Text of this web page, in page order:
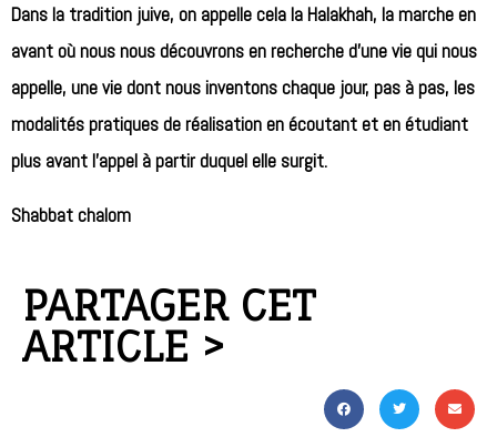
Dans la tradition juive, on appelle cela la Halakhah, la marche en
avant où nous nous découvrons en recherche d’une vie qui nous
appelle, une vie dont nous inventons chaque jour, pas à pas, les
modalités pratiques de réalisation en écoutant et en étudiant
plus avant l’appel à partir duquel elle surgit.
Shabbat chalom
PARTAGER CET
ARTICLE >